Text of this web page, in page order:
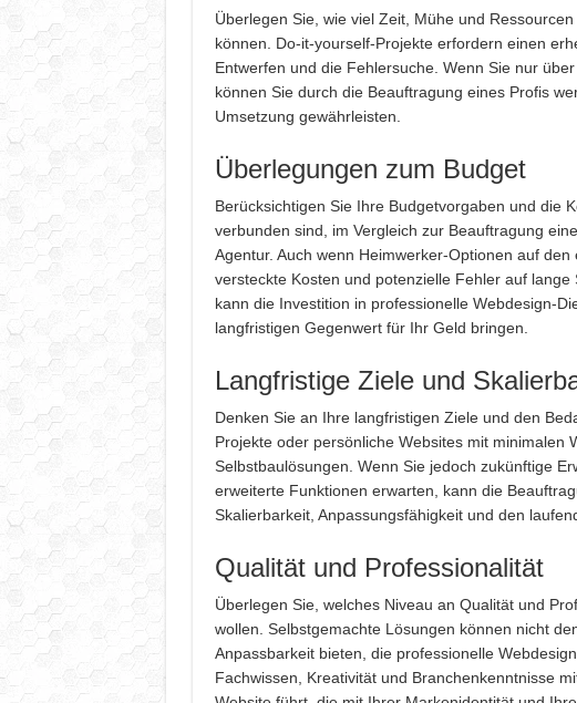
Überlegen Sie, wie viel Zeit, Mühe und
können. Do-it-yourself-Projekte erfordern einen
Entwerfen und die Fehlersuche. Wenn Sie nur
können Sie durch die Beauftragung eines Profis
Umsetzung gewährleisten.
Überlegungen zum Budget
Berücksichtigen Sie Ihre Budgetvorgaben und die
verbunden sind, im Vergleich zur Beauftragung
Agentur. Auch wenn Heimwerker-Optionen auf
versteckte Kosten und potenzielle Fehler auf
kann die Investition in professionelle Webdesign-
langfristigen Gegenwert für Ihr Geld bringen.
Langfristige Ziele und
Denken Sie an Ihre langfristigen Ziele und den
Projekte oder persönliche Websites mit minimalen
Selbstbaulösungen. Wenn Sie jedoch zukünftige
erweiterte Funktionen erwarten, kann die
Skalierbarkeit, Anpassungsfähigkeit und den
Qualität und Professionalität
Überlegen Sie, welches Niveau an Qualität und
wollen. Selbstgemachte Lösungen können nicht
Anpassbarkeit bieten, die professionelle
Fachwissen, Kreativität und Branchenkenntnisse